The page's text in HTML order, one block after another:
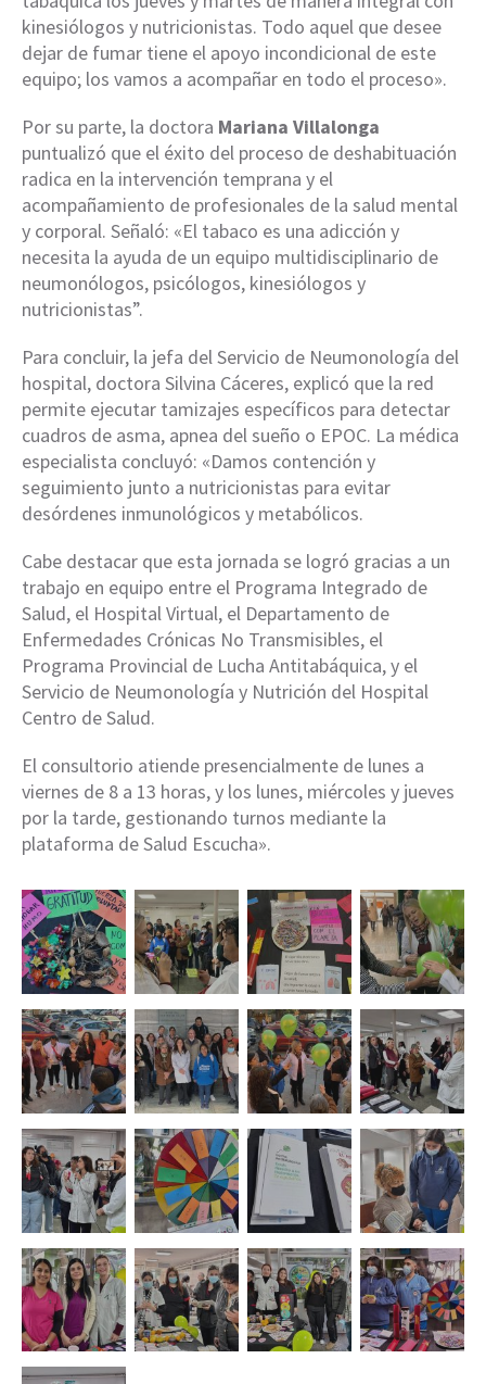
kinesiólogos y nutricionistas. Todo aquel que desee
dejar de fumar tiene el apoyo incondicional de este
equipo; los vamos a acompañar en todo el proceso».
Por su parte, la doctora Mariana Villalonga
puntualizó que el éxito del proceso de deshabituación
radica en la intervención temprana y el
acompañamiento de profesionales de la salud mental
y corporal. Señaló: «El tabaco es una adicción y
necesita la ayuda de un equipo multidisciplinario de
neumonólogos, psicólogos, kinesiólogos y
nutricionistas”.
Para concluir, la jefa del Servicio de Neumonología del
hospital, doctora Silvina Cáceres, explicó que la red
permite ejecutar tamizajes específicos para detectar
cuadros de asma, apnea del sueño o EPOC. La médica
especialista concluyó: «Damos contención y
seguimiento junto a nutricionistas para evitar
desórdenes inmunológicos y metabólicos.
Cabe destacar que esta jornada se logró gracias a un
trabajo en equipo entre el Programa Integrado de
Salud, el Hospital Virtual, el Departamento de
Enfermedades Crónicas No Transmisibles, el
Programa Provincial de Lucha Antitabáquica, y el
Servicio de Neumonología y Nutrición del Hospital
Centro de Salud.
El consultorio atiende presencialmente de lunes a
viernes de 8 a 13 horas, y los lunes, miércoles y jueves
por la tarde, gestionando turnos mediante la
plataforma de Salud Escucha».